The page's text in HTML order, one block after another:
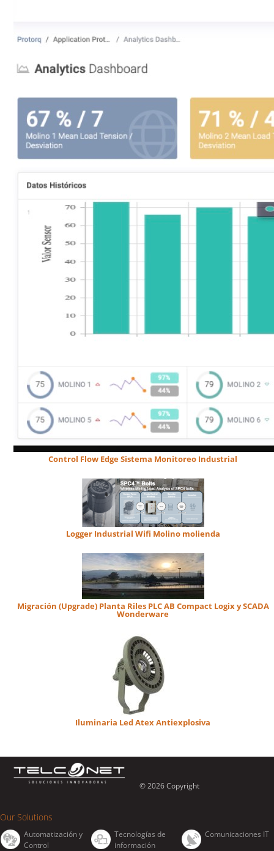
Control Flow Edge Sistema Monitoreo Industrial
Logger Industrial Wifi Molino molienda
Migración (Upgrade) Planta Riles PLC AB Compact Logix y SCADA
Wonderware
Iluminaria Led Atex Antiexplosiva
© 2026 Copyright
Our Solutions
Automatización y
Control
Tecnologías de
información
Comunicaciones IT